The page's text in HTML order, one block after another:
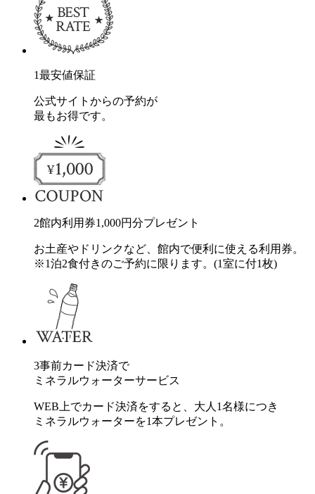
1最安値保証
公式サイトからの予約が
最もお得です。
2館内利用券1,000円分プレゼント
お土産やドリンクなど、館内で便利に使える利用券。
※1泊2食付きのご予約に限ります。(1室に付1枚)
3事前カード決済で
ミネラルウォーターサービス
WEB上でカード決済をすると、大人1名様につき
ミネラルウォーターを1本プレゼント。